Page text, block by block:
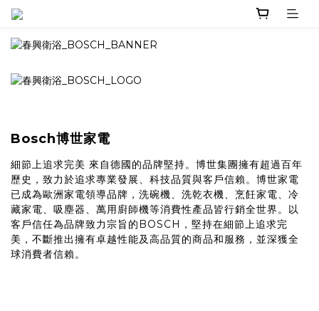
Bosch博世家電
細節上追求完美 來自德國的品牌堅持。博世集團擁有超過百年
歷史，致力於追求專業發展、科技品質與客戶信賴。博世家電
已成為歐洲家電領導品牌，洗碗機、洗乾衣機、烹飪家電、冷
藏家電、吸塵器、萬用廚師機等消費性產品皆行銷全世界。以
客戶信任為品牌致力宗旨的BOSCH，堅持在細節上追求完
美，不斷推出擁有卓越性能及高品質的商品和服務，並深獲全
球消費者信賴。